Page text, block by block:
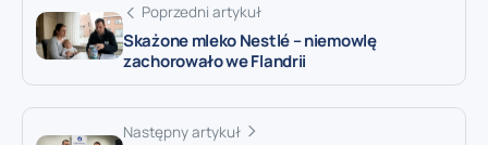
Poprzedni artykuł
Skażone mleko Nestlé – niemowlę
zachorowało we Flandrii
Następny artykuł